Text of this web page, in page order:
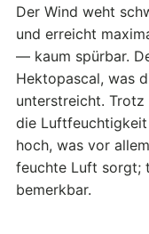
Der Wind weht
und erreicht
— kaum spürbar.
Hektopascal, was
unterstreicht. Trotz
die
hoch, was vor
feuchte Luft sorgt;
bemerkbar.